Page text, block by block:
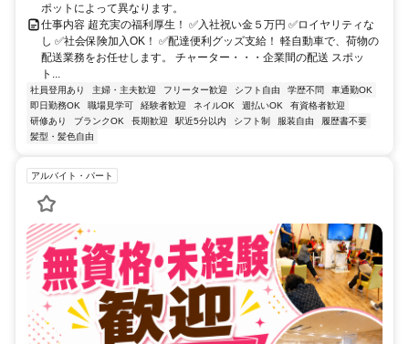
ポットによって異なります。
仕事内容 超充実の福利厚生！ ✅入社祝い金５万円 ✅ロイヤリティな
し ✅社会保険加入OK！ ✅配達便利グッズ支給！ 軽自動車で、荷物の
配送業務をお任せします。 チャーター・・・企業間の配送 スポッ
ト...
社員登用あり 主婦・主夫歓迎 フリーター歓迎 シフト自由 学歴不問
車通勤OK
即日勤務OK
職場見学可 経験者歓迎 ネイルOK 週払いOK
有資格者歓迎
研修あり
ブランクOK 長期歓迎 駅近5分以内 シフト制 服装自由
履歴書不要
髪型・髪色自由
アルバイト・パート